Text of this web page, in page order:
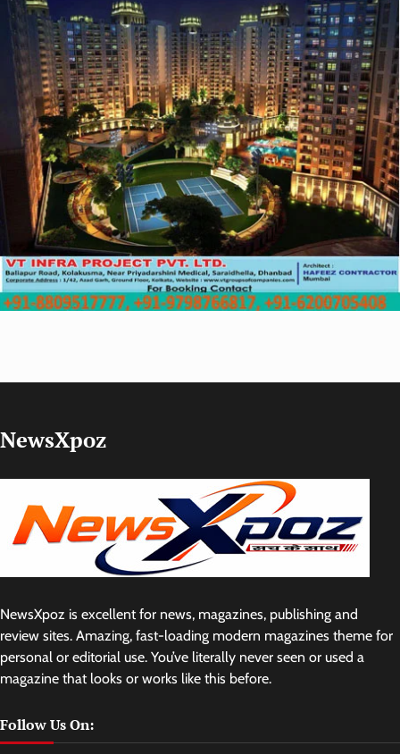
NewsXpoz
NewsXpoz is excellent for news, magazines, publishing and
review sites. Amazing, fast-loading modern magazines theme for
personal or editorial use. You’ve literally never seen or used a
magazine that looks or works like this before.
Follow Us On: